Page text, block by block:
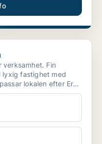
verksamhet. Fin
lyxig fastighet med
lokalen efter Era